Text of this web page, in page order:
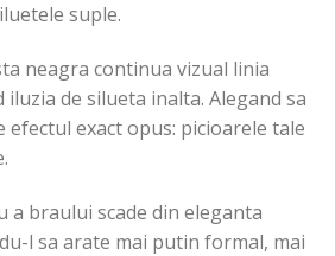
suple.
neagra continua vizual linia
de silueta inalta. Alegand sa
exact opus: picioarele tale
a braului scade din eleganta
l sa arate mai putin formal, mai